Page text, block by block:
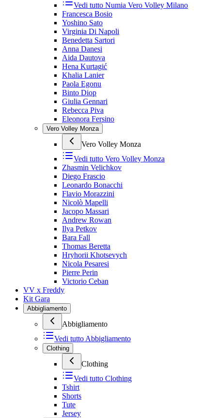
Vedi tutto Numia Vero Volley Milano
Francesca Bosio
Yoshino Sato
Virginia Di Napoli
Benedetta Sartori
Anna Danesi
Aida Dautova
Hena Kurtagić
Khalia Lanier
Paola Egonu
Binto Diop
Giulia Gennari
Rebecca Piva
Eleonora Fersino
Vero Volley Monza
Vero Volley Monza
Vedi tutto Vero Volley Monza
Zhasmin Velichkov
Diego Frascio
Leonardo Bonacchi
Flavio Morazzini
Nicolò Mapelli
Jacopo Massari
Andrew Rowan
Ilya Petkov
Bara Fall
Thomas Beretta
Hryhorii Khotsevych
Nicola Pesaresi
Pierre Perin
Victorio Ceban
VV x Freddy
Kit Gara
Abbigliamento
Abbigliamento
Vedi tutto Abbigliamento
Clothing
Clothing
Vedi tutto Clothing
Tshirt
Shorts
Tute
Jersey